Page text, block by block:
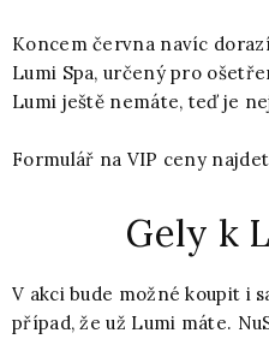
Koncem června navíc
Lumi Spa, určený pro
Lumi ještě nemáte, teď je
Formulář na VIP ceny
Gely k
V akci bude možné koupit i
případ, že už Lumi máte.